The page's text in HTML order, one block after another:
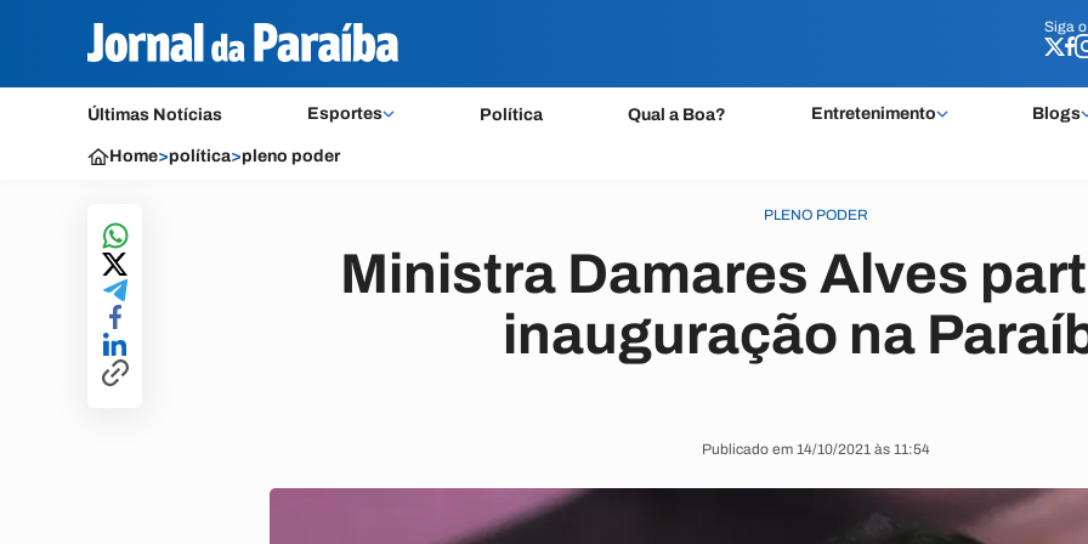
Siga o
Últimas Notícias Esportes Política Qual a Boa? Entretenimento Blogs
Siga o
Home>política>pleno poder
PLENO PODER
Ministra Damares Alves
inauguração na
Publicado em 14/10/2021 às 11:54